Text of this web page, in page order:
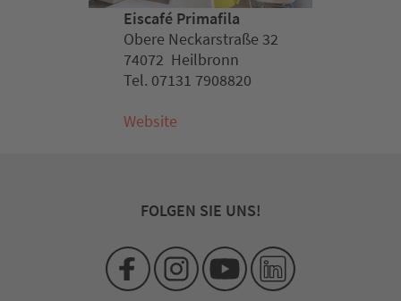
Eiscafé Primafila
Obere Neckarstraße 32
74072 Heilbronn
Tel. 07131 7908820
Website
FOLGEN SIE UNS!